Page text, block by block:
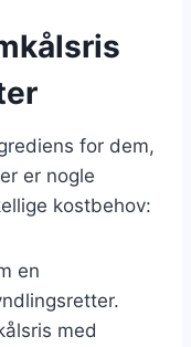
for dem,
er nogle
kostbehov:
en
med